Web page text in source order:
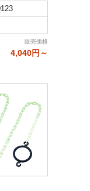
販売価格
4,040円～